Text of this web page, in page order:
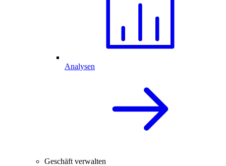
Analysen
Geschäft verwalten